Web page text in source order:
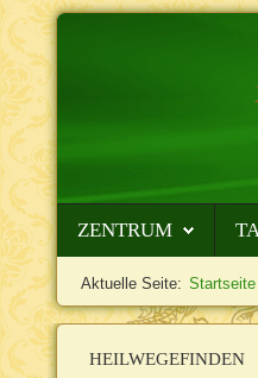
ZENTRUM
Aktuelle Seite: Startseite
HEILWEGEFINDEN